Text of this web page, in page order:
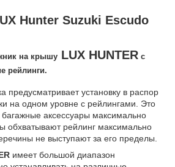
Hunter Suzuki Escudo
на крышу LUX HUNTER с
рейлинги.
предусматривает установку в распор
на одном уровне с рейлингами. Это
багажные аксессуары максимально
обхватывают рейлинг максимально
не выступают за его пределы.
имеет большой диапазон